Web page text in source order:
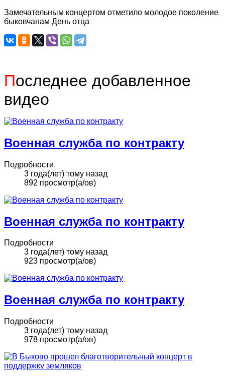
Замечательным концертом отметило молодое поколение
быковчанам День отца
Последнее добавленное
видео
Военная служба по контракту
Подробности
3 года(лет) тому назад
892 просмотр(а/ов)
Военная служба по контракту
Подробности
3 года(лет) тому назад
923 просмотр(а/ов)
Военная служба по контракту
Подробности
3 года(лет) тому назад
978 просмотр(а/ов)